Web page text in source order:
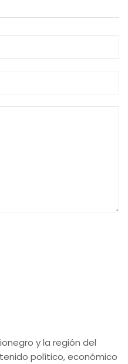
y la región del
político, económico